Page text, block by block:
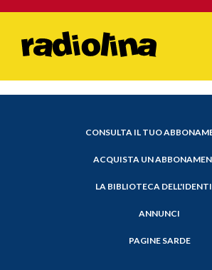
CONSULTA IL TUO
ACQUISTA UN
LA BIBLIOTECA
ANNUNCI
PAGINE SARDE